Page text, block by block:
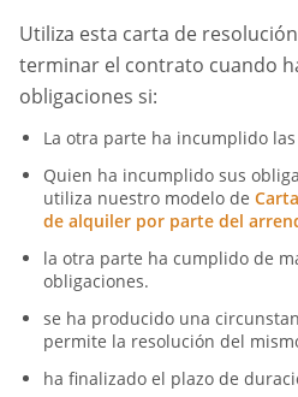
Utiliza esta carta de
terminar el contrato cuando
obligaciones si:
La otra parte ha incumplido
Quien ha incumplido sus
utiliza nuestro modelo de
de alquiler por parte del
la otra parte ha cumplido de
obligaciones.
se ha producido una
permite la resolución del
ha finalizado el plazo de